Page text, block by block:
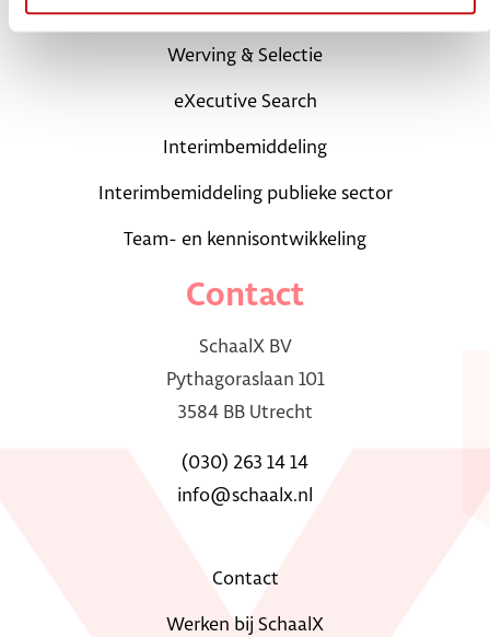
SchaalX professionals
Werving & Selectie
eXecutive Search
Interimbemiddeling
Interimbemiddeling publieke sector
Team- en kennisontwikkeling
Contact
SchaalX BV
Pythagoraslaan 101
3584 BB Utrecht
(030) 263 14 14
info@schaalx.nl
Contact
Werken bij SchaalX